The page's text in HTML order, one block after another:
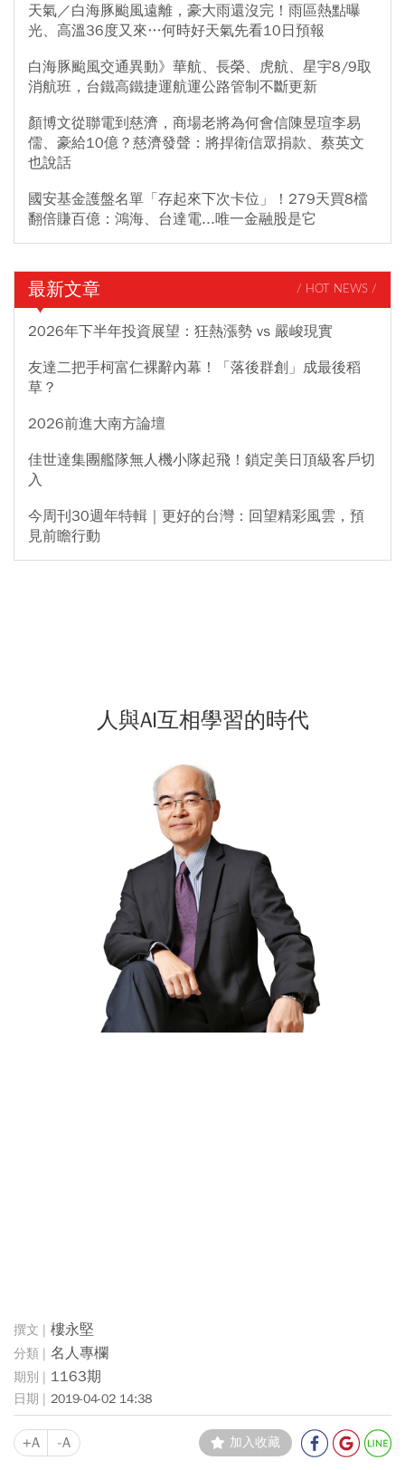
天氣／白海豚颱風遠離，豪大雨還沒完！雨區熱點曝
光、高溫36度又來…何時好天氣先看10日預報
白海豚颱風交通異動》華航、長榮、虎航、星宇8/9取
消航班，台鐵高鐵捷運航運公路管制不斷更新
顏博文從聯電到慈濟，商場老將為何會信陳昱瑄李易
儒、豪給10億？慈濟發聲：將捍衛信眾捐款、蔡英文
也說話
國安基金護盤名單「存起來下次卡位」！279天買8檔
翻倍賺百億：鴻海、台達電...唯一金融股是它
最新文章 / HOT NEWS /
2026年下半年投資展望：狂熱漲勢 vs 嚴峻現實
友達二把手柯富仁裸辭內幕！「落後群創」成最後稻
草？
2026前進大南方論壇
佳世達集團艦隊無人機小隊起飛！鎖定美日頂級客戶切
入
今周刊30週年特輯｜更好的台灣：回望精彩風雲，預
見前瞻行動
人與AI互相學習的時代
樓永堅
名人專欄
1163期
2019-04-02 14:38
+A -A 加入收藏